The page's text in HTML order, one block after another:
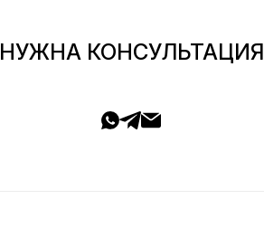
НУЖНА КОНСУЛЬТАЦИЯ